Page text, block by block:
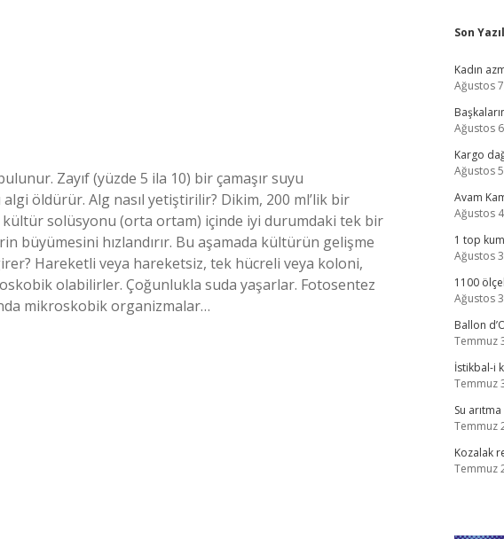
Zayıf (yüzde 5 ila 10) bir çamaşır suyu
öldürür. Alg nasıl yetiştirilir? Dikim, 200 ml’lik bir
solüsyonu (orta ortam) içinde iyi durumdaki tek bir
büyümesini hızlandırır. Bu aşamada kültürün gelişme
Hareketli veya hareketsiz, tek hücreli veya koloni,
olabilirler. Çoğunlukla suda yaşarlar. Fotosentez
mikroskobik organizmalar…
Son
Kadın
Ağustos
Ağustos
Kargo
Ağustos
Avam
Ağustos
1 top
Ağustos
1100
Ağustos
Ballon
Temmuz
İstikbal-i
Temmuz
Su
Temmuz
Kozalak
Temmuz